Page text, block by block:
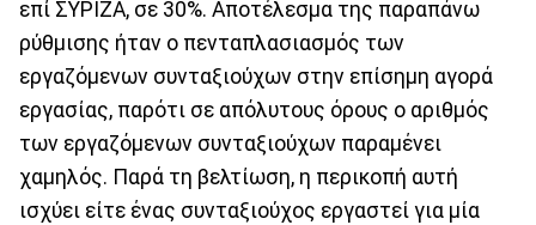
επί ΣΥΡΙΖΑ, σε 30%. Αποτέλεσμα της παραπάνω
ρύθμισης ήταν ο πενταπλασιασμός των
εργαζόμενων συνταξιούχων στην επίσημη αγορά
εργασίας, παρότι σε απόλυτους όρους ο αριθμός
των εργαζόμενων συνταξιούχων παραμένει
χαμηλός. Παρά τη βελτίωση, η περικοπή αυτή
ισχύει είτε ένας συνταξιούχος εργαστεί για μία